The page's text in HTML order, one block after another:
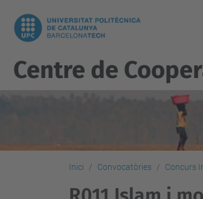
Centre de
Inici Convocatòries Concurs